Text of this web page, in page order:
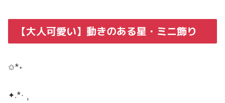
【大人可愛い】動きのある星・ミニ飾り
✩*॰
✦.*·̩